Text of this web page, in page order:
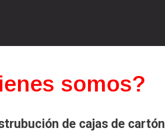
somos?
de cajas de cartón